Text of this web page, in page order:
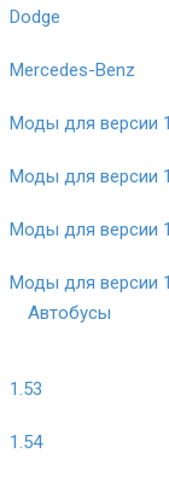
Dodge
Mercedes-Benz
Моды для версии
Моды для версии
Моды для версии
Моды для версии
Автобусы
1.53
1.54